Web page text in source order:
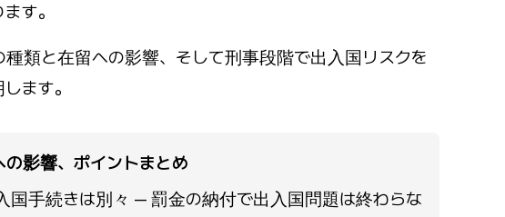
す。
類と在留への影響、そして刑事段階で出入国リスクを
ます。
影響、ポイントまとめ
国手続きは別々 — 罰金の納付で出入国問題は終わらな